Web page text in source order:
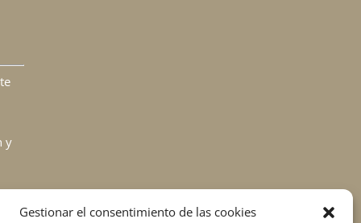
Gestionar el consentimiento de las cookies
y